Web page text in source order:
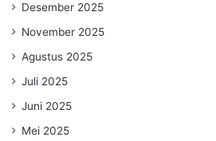
Desember 2025
November 2025
Agustus 2025
Juli 2025
Juni 2025
Mei 2025